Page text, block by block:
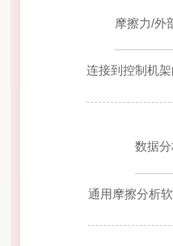
摩擦力/外
连接到控制机
数据
通用摩擦分析软